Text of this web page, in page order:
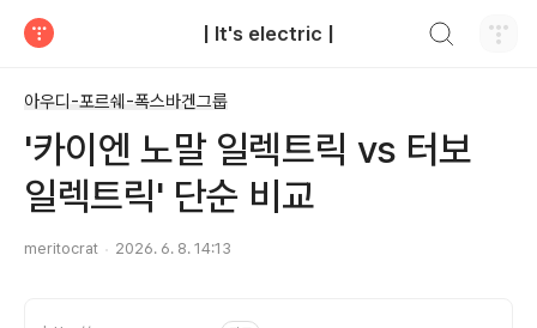
| It's electric |
아우디-포르쉐-폭스바겐그룹
'카이엔 노말 일렉트릭 vs 터보
일렉트릭' 단순 비교
meritocrat 2026. 6. 8. 14:13